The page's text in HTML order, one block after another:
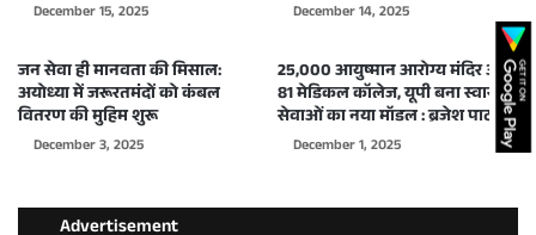
December 15, 2025 December 14, 2025
जन सेवा ही मानवता की मिसाल:
अयोध्या में जरूरतमंदों को कंबल
वितरण की मुहिम शुरू
December 3, 2025
25,000 आयुष्मान आरोग्य मंदिर और
81 मेडिकल कॉलेज, यूपी बना स्वास्थ्य
सेवाओं का नया मॉडल : ब्रजेश पाठक
December 1, 2025
Advertisement